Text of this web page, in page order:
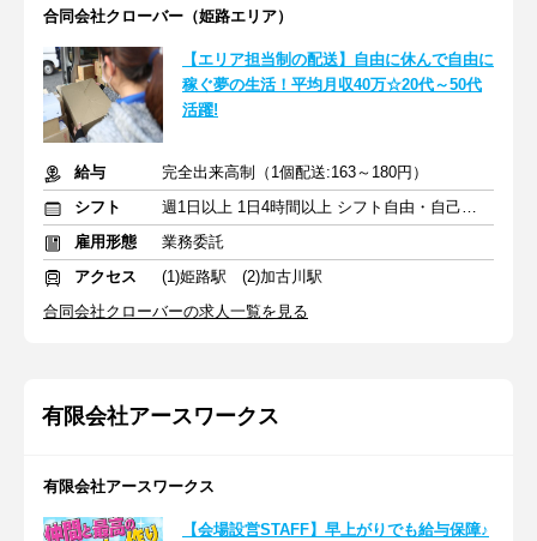
合同会社クローバー（姫路エリア）
【エリア担当制の配送】自由に休んで自由に
稼ぐ夢の生活！平均月収40万☆20代～50代
活躍!
給与
完全出来高制（1個配送:163～180円）
シフト
週1日以上 1日4時間以上 シフト自由・自己申告
雇用形態
業務委託
アクセス
(1)姫路駅 (2)加古川駅
合同会社クローバーの求人一覧を見る
有限会社アースワークス
有限会社アースワークス
【会場設営STAFF】早上がりでも給与保障♪